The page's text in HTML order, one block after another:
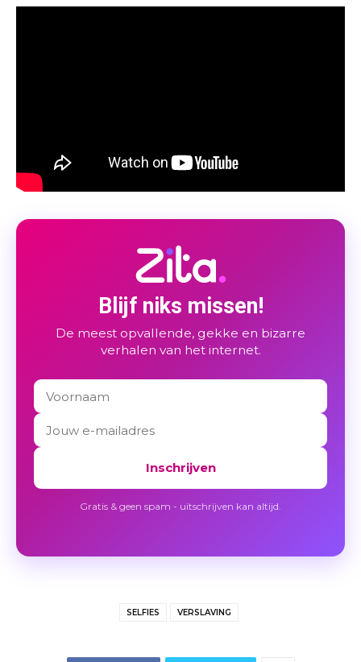
Blijf niks missen!
De meest opvallende, gekke en bizarre
verhalen van het internet.
Inschrijven
Gratis & geen spam - uitschrijven kan altijd.
SELFIES VERSLAVING